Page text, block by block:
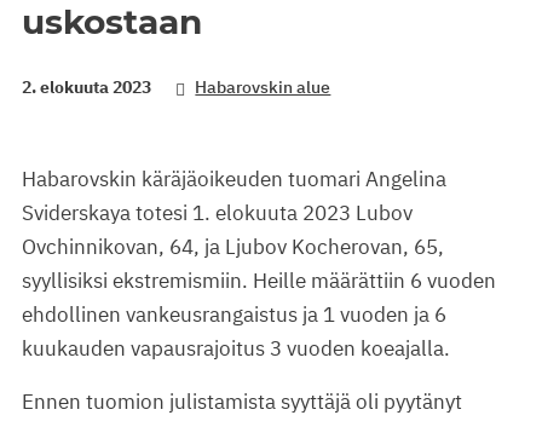
uskostaan
2. elokuuta 2023 Habarovskin alue
Habarovskin käräjäoikeuden tuomari Angelina
Sviderskaya totesi 1. elokuuta 2023 Lubov
Ovchinnikovan, 64, ja Ljubov Kocherovan, 65,
syyllisiksi ekstremismiin. Heille määrättiin 6 vuoden
ehdollinen vankeusrangaistus ja 1 vuoden ja 6
kuukauden vapausrajoitus 3 vuoden koeajalla.
Ennen tuomion julistamista syyttäjä oli pyytänyt